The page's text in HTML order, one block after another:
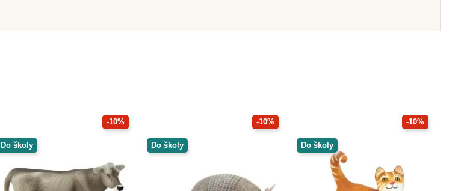
-10%
Do školy
-10%
Do školy
-10%
Do školy